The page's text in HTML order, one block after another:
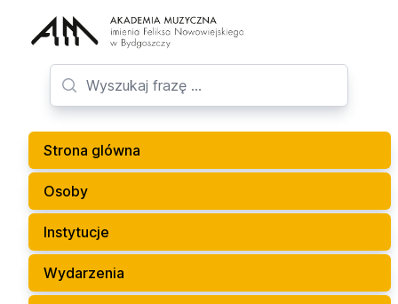
Strona glówna
Osoby
Instytucje
Wydarzenia